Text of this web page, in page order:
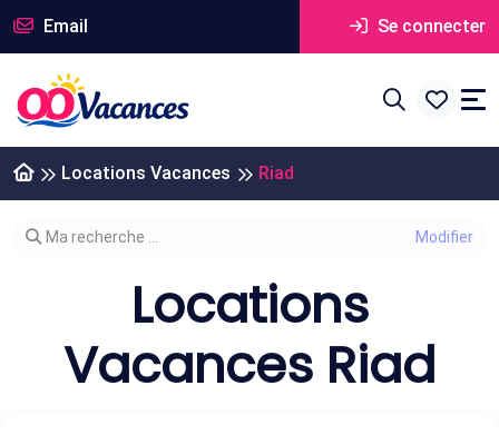
Email Se connecter
Locations Vacances Riad
Modifier votre recherche
Ma recherche ...
Locations
Vacances Riad